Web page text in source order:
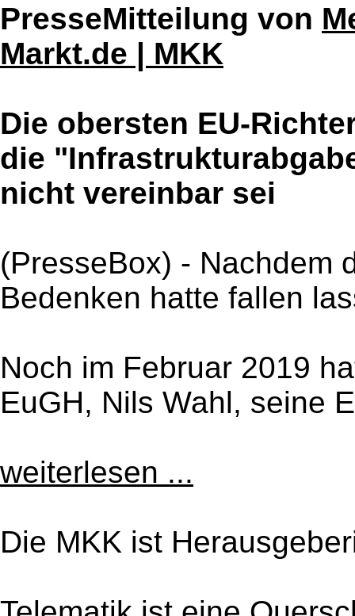
PresseMitteilung von
Markt.de | MKK
Die obersten EU-
die
nicht vereinbar sei
(PresseBox) - Nachdem
Bedenken hatte fallen
Noch im Februar 2019
EuGH, Nils Wahl, seine
weiterlesen ...
Die MKK ist